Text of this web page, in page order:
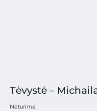
Tėvystė –
Neturime